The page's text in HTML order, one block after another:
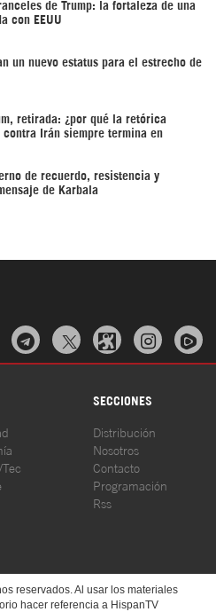
de Trump: la fortaleza de una
con EEUU
un nuevo estatus para el estrecho de
retirada: ¿por qué la retórica
contra Irán siempre termina en
de recuerdo, resistencia y
de Karbala
  
SECCIONES
Tec
Distribución
Nosotros
Contacto
Programación
Rss
reservados. Al usar los materiales
hacer referencia a HispanTV